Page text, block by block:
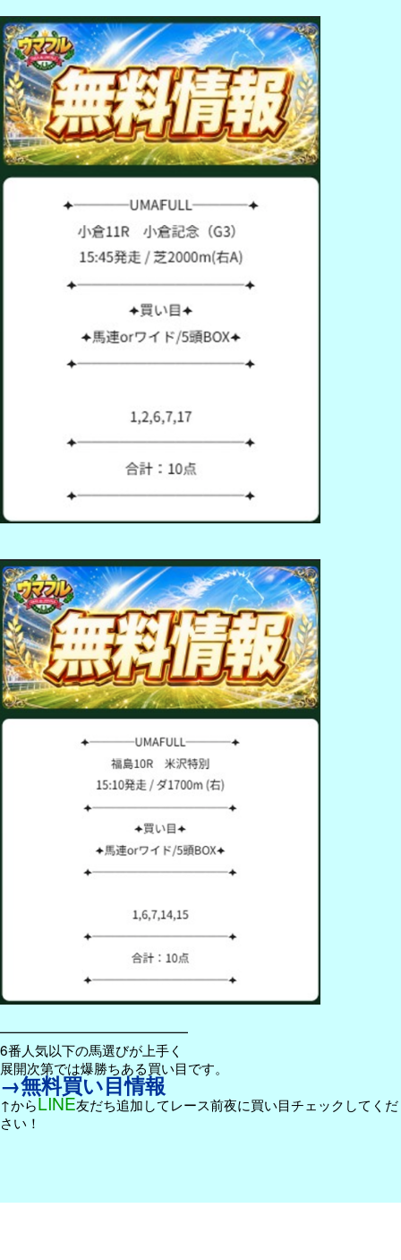
━━━━━━━━━━━━━━
6番人気以下の馬選びが上手く
展開次第では爆勝ちある買い目です。
→無料買い目情報
↑からLINE友だち追加してレース前夜に買い目チェックしてくだ
さい！